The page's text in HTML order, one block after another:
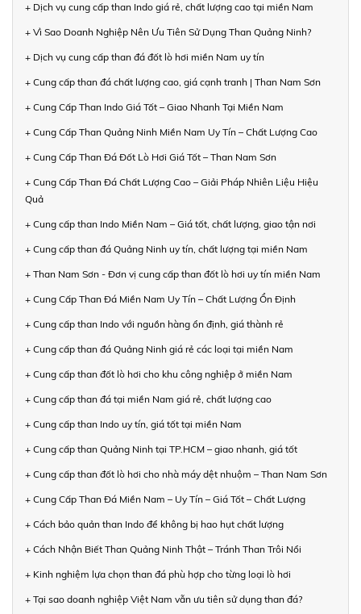
+ Dịch vụ cung cấp than Indo giá rẻ, chất lượng cao tại miền Nam
+ Vì Sao Doanh Nghiệp Nên Ưu Tiên Sử Dụng Than Quảng Ninh?
+ Dịch vụ cung cấp than đá đốt lò hơi miền Nam uy tín
+ Cung cấp than đá chất lượng cao, giá cạnh tranh | Than Nam Sơn
+ Cung Cấp Than Indo Giá Tốt – Giao Nhanh Tại Miền Nam
+ Cung Cấp Than Quảng Ninh Miền Nam Uy Tín – Chất Lượng Cao
+ Cung Cấp Than Đá Đốt Lò Hơi Giá Tốt – Than Nam Sơn
+ Cung Cấp Than Đá Chất Lượng Cao – Giải Pháp Nhiên Liệu Hiệu
Quả
+ Cung cấp than Indo Miền Nam – Giá tốt, chất lượng, giao tận nơi
+ Cung cấp than đá Quảng Ninh uy tín, chất lượng tại miền Nam
+ Than Nam Sơn - Đơn vị cung cấp than đốt lò hơi uy tín miền Nam
+ Cung Cấp Than Đá Miền Nam Uy Tín – Chất Lượng Ổn Định
+ Cung cấp than Indo với nguồn hàng ổn định, giá thành rẻ
+ Cung cấp than đá Quảng Ninh giá rẻ các loại tại miền Nam
+ Cung cấp than đốt lò hơi cho khu công nghiệp ở miền Nam
+ Cung cấp than đá tại miền Nam giá rẻ, chất lượng cao
+ Cung cấp than Indo uy tín, giá tốt tại miền Nam
+ Cung cấp than Quảng Ninh tại TP.HCM – giao nhanh, giá tốt
+ Cung cấp than đốt lò hơi cho nhà máy dệt nhuộm – Than Nam Sơn
+ Cung Cấp Than Đá Miền Nam – Uy Tín – Giá Tốt – Chất Lượng
+ Cách bảo quản than Indo để không bị hao hụt chất lượng
+ Cách Nhận Biết Than Quảng Ninh Thật – Tránh Than Trôi Nổi
+ Kinh nghiệm lựa chọn than đá phù hợp cho từng loại lò hơi
+ Tại sao doanh nghiệp Việt Nam vẫn ưu tiên sử dụng than đá?